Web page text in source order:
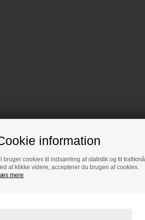
information
bruger cookies til indsamling af statistik og til
at klikke videre, accepterer du brugen af cookies.
mere